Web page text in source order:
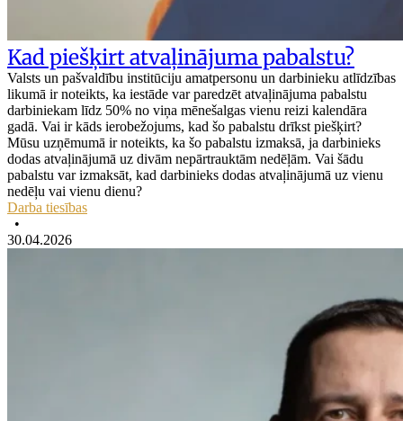
Kad piešķirt atvaļinājuma pabalstu?
Valsts un pašvaldību institūciju amatpersonu un darbinieku atlīdzības
likumā ir noteikts, ka iestāde var paredzēt atvaļinājuma pabalstu
darbiniekam līdz 50% no viņa mēnešalgas vienu reizi kalendāra
gadā. Vai ir kāds ierobežojums, kad šo pabalstu drīkst piešķirt?
Mūsu uzņēmumā ir noteikts, ka šo pabalstu izmaksā, ja darbinieks
dodas atvaļinājumā uz divām nepārtrauktām nedēļām. Vai šādu
pabalstu var izmaksāt, kad darbinieks dodas atvaļinājumā uz vienu
nedēļu vai vienu dienu?
Darba tiesības
•
30.04.2026